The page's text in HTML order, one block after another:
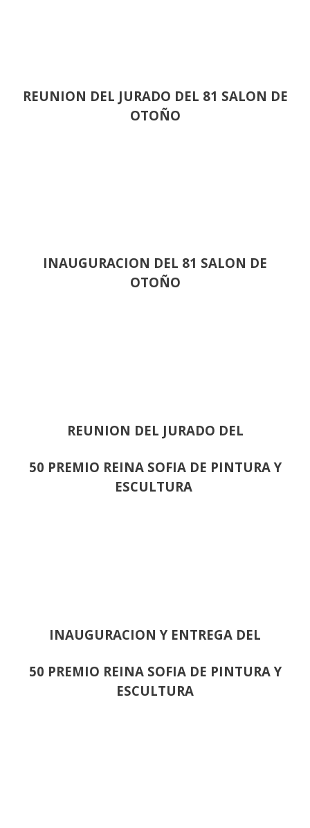
REUNION DEL JURADO DEL 81 SALON DE
OTOÑO
INAUGURACION DEL 81 SALON DE
OTOÑO
REUNION DEL JURADO DEL
50 PREMIO REINA SOFIA DE PINTURA Y
ESCULTURA
INAUGURACION Y ENTREGA DEL
50 PREMIO REINA SOFIA DE PINTURA Y
ESCULTURA